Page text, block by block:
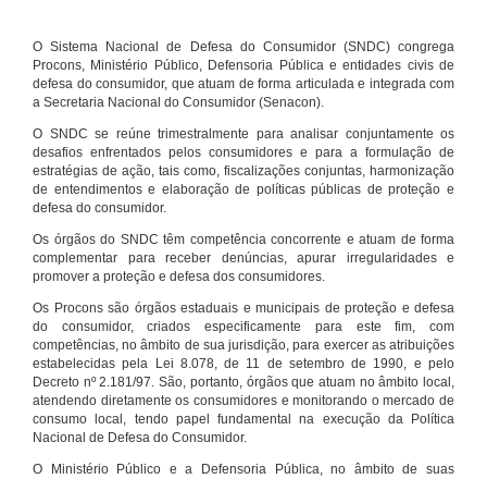
O Sistema Nacional de Defesa do Consumidor (SNDC) congrega
Procons, Ministério Público, Defensoria Pública e entidades civis de
defesa do consumidor, que atuam de forma articulada e integrada com
a Secretaria Nacional do Consumidor (Senacon).
O SNDC se reúne trimestralmente para analisar conjuntamente os
desafios enfrentados pelos consumidores e para a formulação de
estratégias de ação, tais como, fiscalizações conjuntas, harmonização
de entendimentos e elaboração de políticas públicas de proteção e
defesa do consumidor.
Os órgãos do SNDC têm competência concorrente e atuam de forma
complementar para receber denúncias, apurar irregularidades e
promover a proteção e defesa dos consumidores.
Os Procons são órgãos estaduais e municipais de proteção e defesa
do consumidor, criados especificamente para este fim, com
competências, no âmbito de sua jurisdição, para exercer as atribuições
estabelecidas pela Lei 8.078, de 11 de setembro de 1990, e pelo
Decreto nº 2.181/97. São, portanto, órgãos que atuam no âmbito local,
atendendo diretamente os consumidores e monitorando o mercado de
consumo local, tendo papel fundamental na execução da Política
Nacional de Defesa do Consumidor.
O Ministério Público e a Defensoria Pública, no âmbito de suas